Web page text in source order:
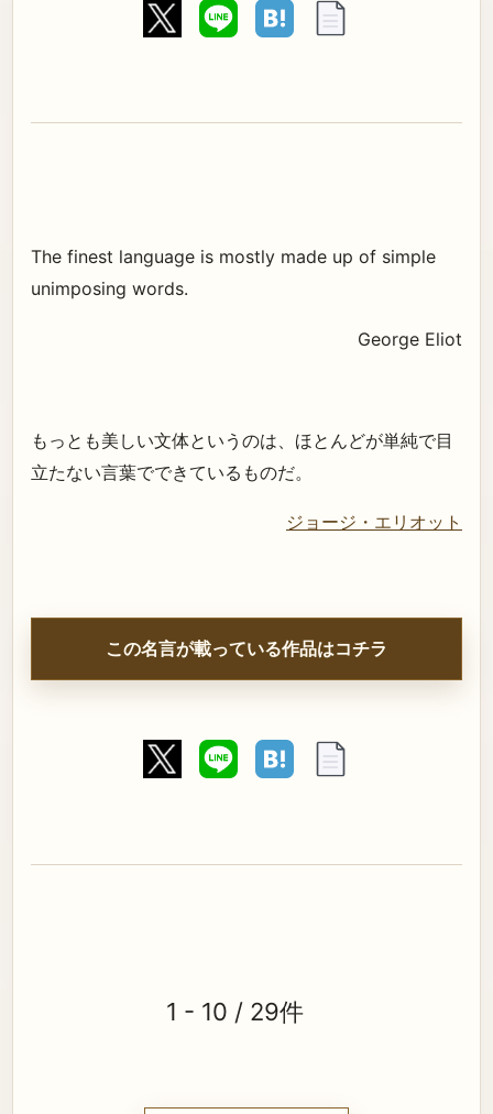
The finest language is mostly made up of simple
unimposing words.
George Eliot
もっとも美しい文体というのは、ほとんどが単純で目
立たない言葉でできているものだ。
ジョージ・エリオット
この名言が載っている作品はコチラ
1 - 10 / 29件